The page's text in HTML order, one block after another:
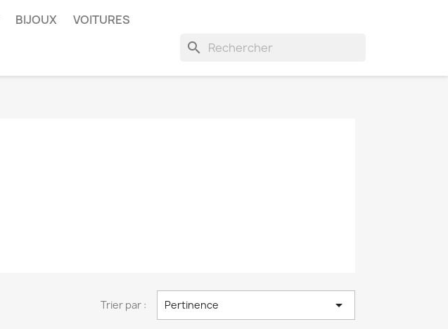
BIJOUX VOITURES
search
Trier par : Pertinence 